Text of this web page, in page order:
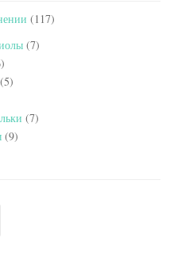
(117)
(7)
(5)
(7)
(9)